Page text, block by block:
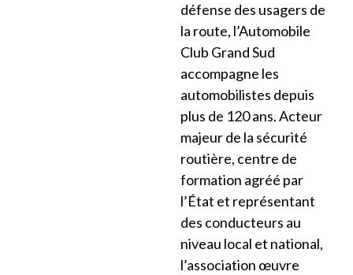
défense des usagers de
la route, l’Automobile
Club Grand Sud
accompagne les
automobilistes depuis
plus de 120 ans. Acteur
majeur de la sécurité
routière, centre de
formation agréé par
l’État et représentant
des conducteurs au
niveau local et national,
l’association œuvre